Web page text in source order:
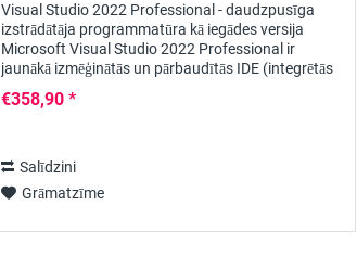
Visual Studio 2022 Professional - daudzpusīga
izstrādātāja programmatūra kā iegādes versija
Microsoft Visual Studio 2022 Professional ir
jaunākā izmēģinātās un pārbaudītās IDE (integrētās
€358,90 *
Salīdzini
Grāmatzīme